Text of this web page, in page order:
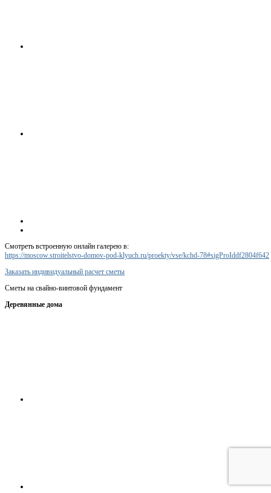
Смотреть встроенную онлайн галерею в:
https://moscow.stroitelstvo-domov-pod-klyuch.ru/proekty/vse/kchd-78#sigProIddf2804f642
Заказать индивидуальный расчет сметы
Сметы на свайно-винтовой фундамент
Деревянные дома